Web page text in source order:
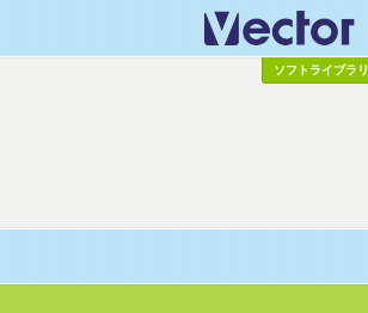
ソフトライブラリ